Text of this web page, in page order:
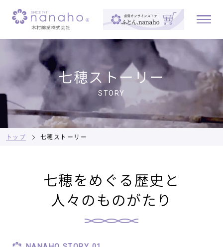
七穂ストーリー
STORY
トップ 七穂ストーリー
七穂をめぐる歴史と
人々のものがたり